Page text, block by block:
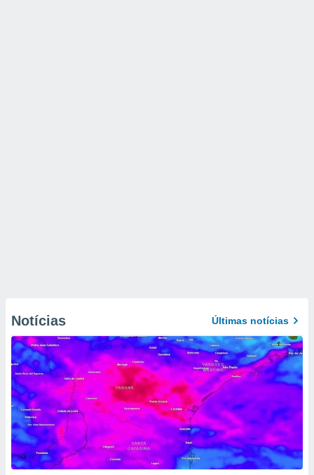
Notícias Últimas notícias